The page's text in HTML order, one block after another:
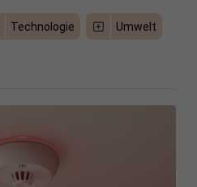
Technologie Umwelt